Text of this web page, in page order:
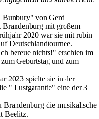
Bunbury" von Gerd
Brandenburg mit großem
2020 war sie mit rubin
Deutschlandtournee.
bereue nichts!" erschien im
Geburtstag und zum
2023 spielte sie in der
" Lustgarantie" eine der 3
Brandenburg die musikalische
Beelitz.